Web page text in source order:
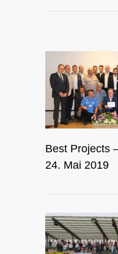
Best Projects
24. Mai 2019